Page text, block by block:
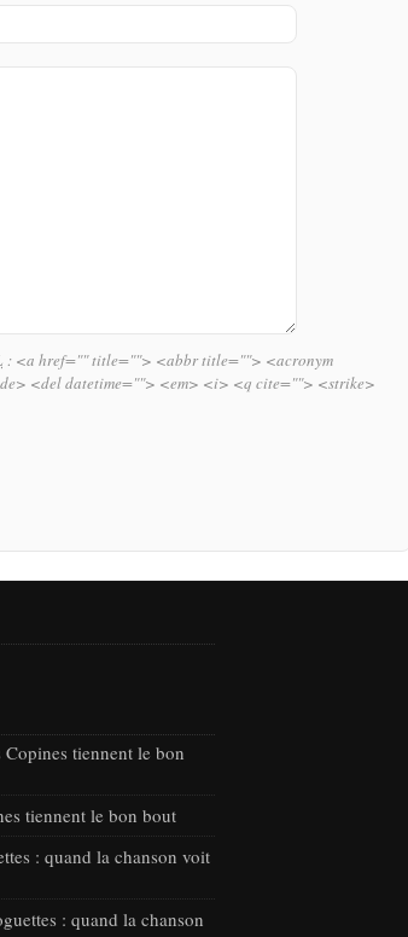
: <a href="" title=""> <abbr title=""> <acronym
<del datetime=""> <em> <i> <q cite=""> <strike>
tiennent le bon
tiennent le bon bout
: quand la chanson voit
: quand la chanson